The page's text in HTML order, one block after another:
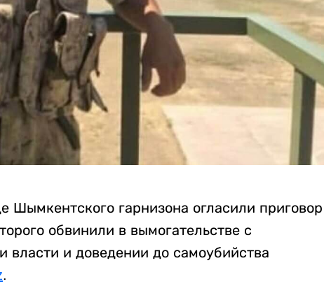
Шымкентского гарнизона огласили приговор
обвинили в вымогательстве с
и доведении до самоубийства
.